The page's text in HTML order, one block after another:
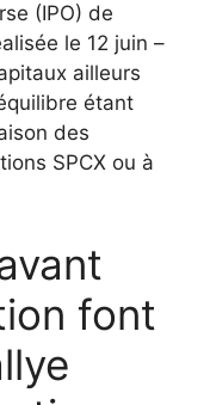
(IPO) de
le 12 juin –
ailleurs
étant
des
SPCX ou à
font